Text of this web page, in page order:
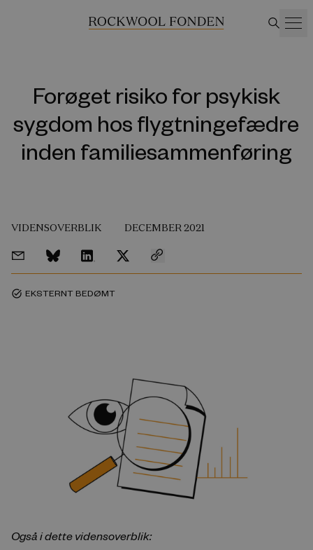
Forøget risiko for psykisk
sygdom hos flygtningefædre
inden familiesammenføring
VIDENSOVERBLIK DECEMBER 2021
task_alt EKSTERNT BEDØMT
Også i dette vidensoverblik: